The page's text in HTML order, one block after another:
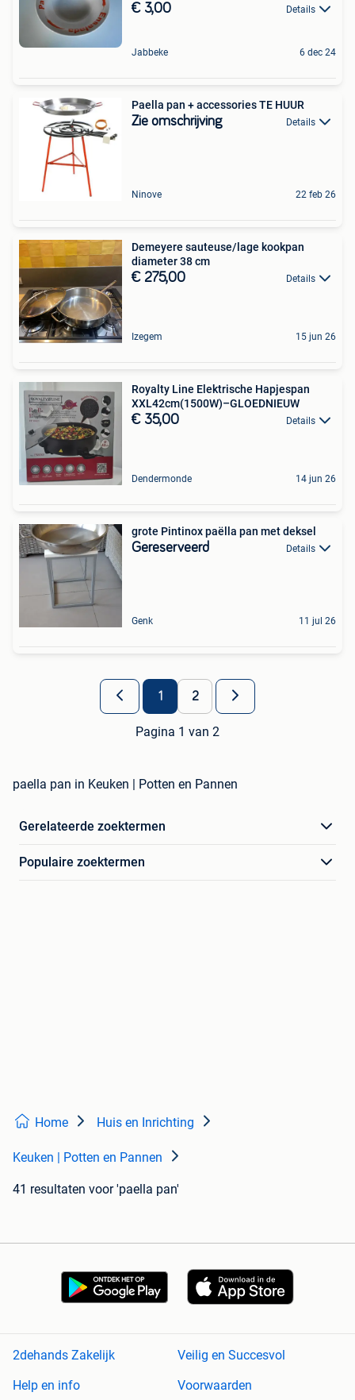
€ 3,00 Details
Jabbeke 6 dec 24
Paella pan + accessories TE HUUR
Zie omschrijving Details
Ninove 22 feb 26
Demeyere sauteuse/lage kookpan
diameter 38 cm
€ 275,00 Details
Izegem 15 jun 26
Royalty Line Elektrische Hapjespan
XXL42cm(1500W)–GLOEDNIEUW
€ 35,00 Details
Dendermonde 14 jun 26
grote Pintinox paëlla pan met deksel
Gereserveerd Details
Genk 11 jul 26
1 2
Pagina 1 van 2
paella pan in Keuken | Potten en Pannen
Gerelateerde zoektermen
Populaire zoektermen
Home Huis en Inrichting
Keuken | Potten en Pannen
41 resultaten voor 'paella pan'
2dehands Zakelijk
Veilig en Succesvol
Help en info
Voorwaarden